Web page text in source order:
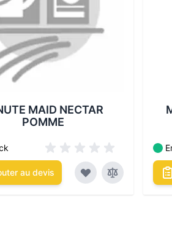
disponibles :
MAID NECTAR
POMME
au devis